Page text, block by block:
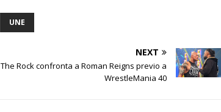
UNE
NEXT
The Rock confronta a Roman Reigns previo a
WrestleMania 40